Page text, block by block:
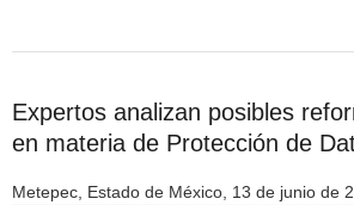
Expertos analizan posibles
en materia de Protección de
Metepec, Estado de México, 13 de junio de